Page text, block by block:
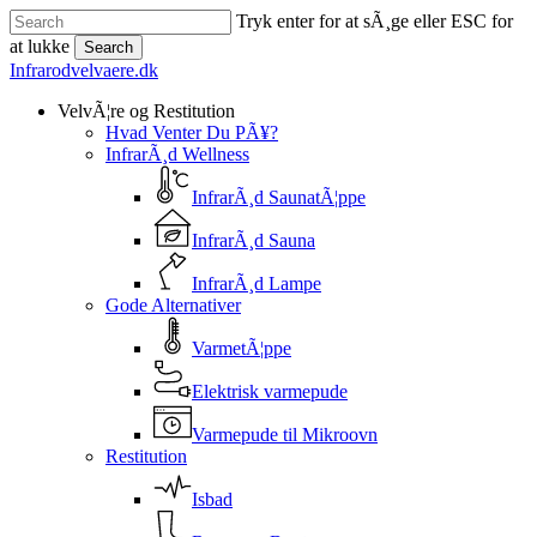
Skip
to
main
content
Tryk enter for at sÃ¸ge eller ESC for
at lukke
Search
Close
Infrarodvelvaere.dk
search
Menu
VelvÃ¦re og Restitution
Hvad Venter Du PÃ¥?
InfrarÃ¸d Wellness
InfrarÃ¸d SaunatÃ¦ppe
InfrarÃ¸d Sauna
InfrarÃ¸d Lampe
Gode Alternativer
VarmetÃ¦ppe
Elektrisk varmepude
Varmepude til Mikroovn
Restitution
Isbad